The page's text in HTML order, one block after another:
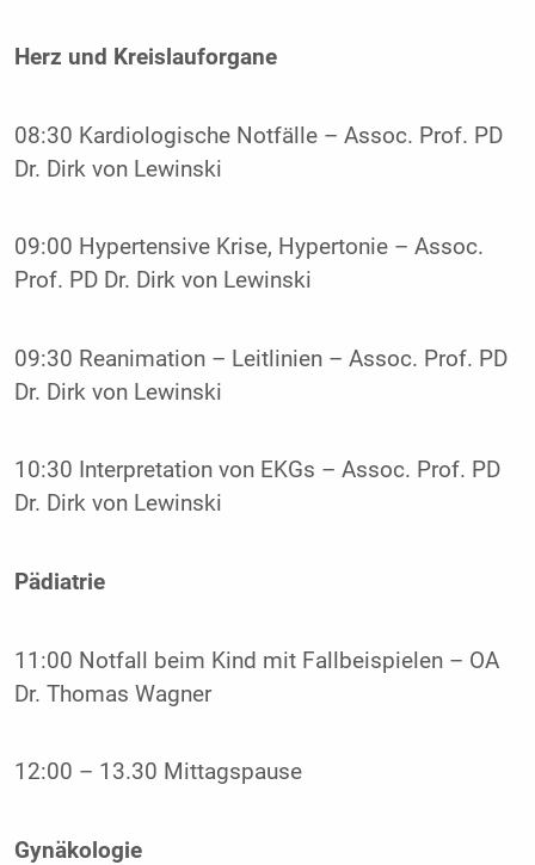
Herz und Kreislauforgane
08:30 Kardiologische Notfälle – Assoc. Prof. PD
Dr. Dirk von Lewinski
09:00 Hypertensive Krise, Hypertonie – Assoc.
Prof. PD Dr. Dirk von Lewinski
09:30 Reanimation – Leitlinien – Assoc. Prof. PD
Dr. Dirk von Lewinski
10:30 Interpretation von EKGs – Assoc. Prof. PD
Dr. Dirk von Lewinski
Pädiatrie
11:00 Notfall beim Kind mit Fallbeispielen – OA
Dr. Thomas Wagner
12:00 – 13.30 Mittagspause
Gynäkologie